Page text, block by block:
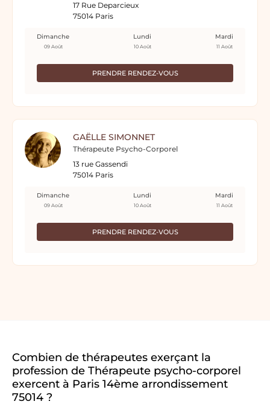
17 Rue Deparcieux
75014 Paris
PRENDRE RENDEZ-VOUS
Dimanche
09 Août
Lundi
10 Août
Mardi
11 Août
GAËLLE SIMONNET
Thérapeute Psycho-Corporel
13 rue Gassendi
75014 Paris
PRENDRE RENDEZ-VOUS
Dimanche
09 Août
Lundi
10 Août
Mardi
11 Août
Combien de thérapeutes exerçant la
profession de Thérapeute psycho-corporel
exercent à Paris 14ème arrondissement
75014 ?